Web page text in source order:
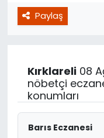
Paylaş
Kırklareli08
nöbetçi
konumları
Barıs Eczanesi
Son Dakika